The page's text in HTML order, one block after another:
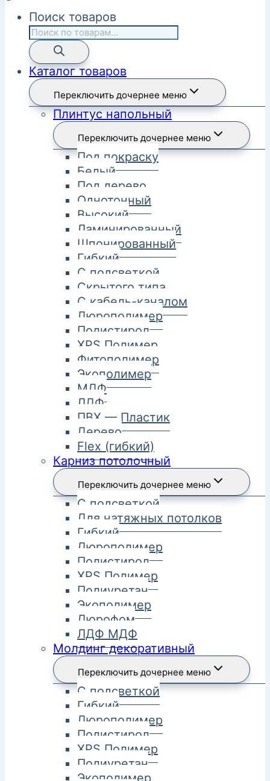
Поиск товаров
Каталог товаров
Переключить дочернее меню
Плинтус напольный
Переключить дочернее меню
Под покраску
Белый
Под дерево
Однотонный
Высокий
Ламинированный
Шпонированный
Гибкий
С подсветкой
Скрытого типа
С кабель-каналом
Дюрополимер
Полистирол
XPS Полимер
Фитополимер
Экополимер
МДФ
ЛДФ
ПВХ — Пластик
Дерево
Flex (гибкий)
Карниз потолочный
Переключить дочернее меню
С подсветкой
Для натяжных потолков
Гибкий
Дюрополимер
Полистирол
XPS Полимер
Полиуретан
Экополимер
Дюрофом
ЛДФ МДФ
Молдинг декоративный
Переключить дочернее меню
С подсветкой
Гибкий
Дюрополимер
Полистирол
XPS Полимер
Полиуретан
Экополимер